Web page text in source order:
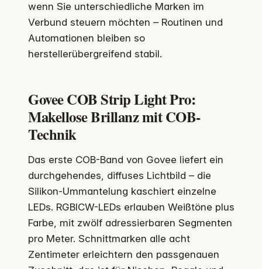
wenn Sie unterschiedliche Marken im
Verbund steuern möchten – Routinen und
Automationen bleiben so
herstellerübergreifend stabil.
Govee COB Strip Light Pro:
Makellose Brillanz mit COB-
Technik
Das erste COB-Band von Govee liefert ein
durchgehendes, diffuses Lichtbild – die
Silikon-Ummantelung kaschiert einzelne
LEDs. RGBICW-LEDs erlauben Weißtöne plus
Farbe, mit zwölf adressierbaren Segmenten
pro Meter. Schnittmarken alle acht
Zentimeter erleichtern den passgenauen